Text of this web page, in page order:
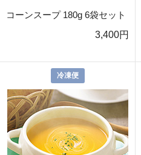
コーンスープ 180g 6袋セット
3,400円
冷凍便